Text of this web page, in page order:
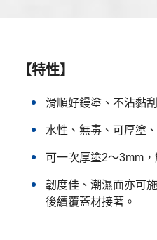
【特性】
滑順好鏝塗、不沾黏
水性、無毒、可厚塗
可一次厚塗2～3mm
韌度佳、潮濕面亦可
後續覆蓋材接著。